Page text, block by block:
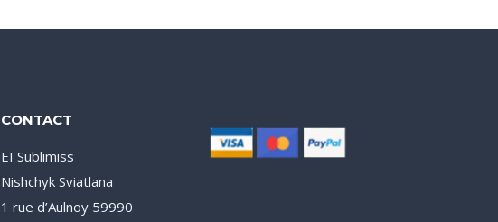
CONTACT
EI Sublimiss
Nishchyk Sviatlana
1 rue d’Aulnoy 59990